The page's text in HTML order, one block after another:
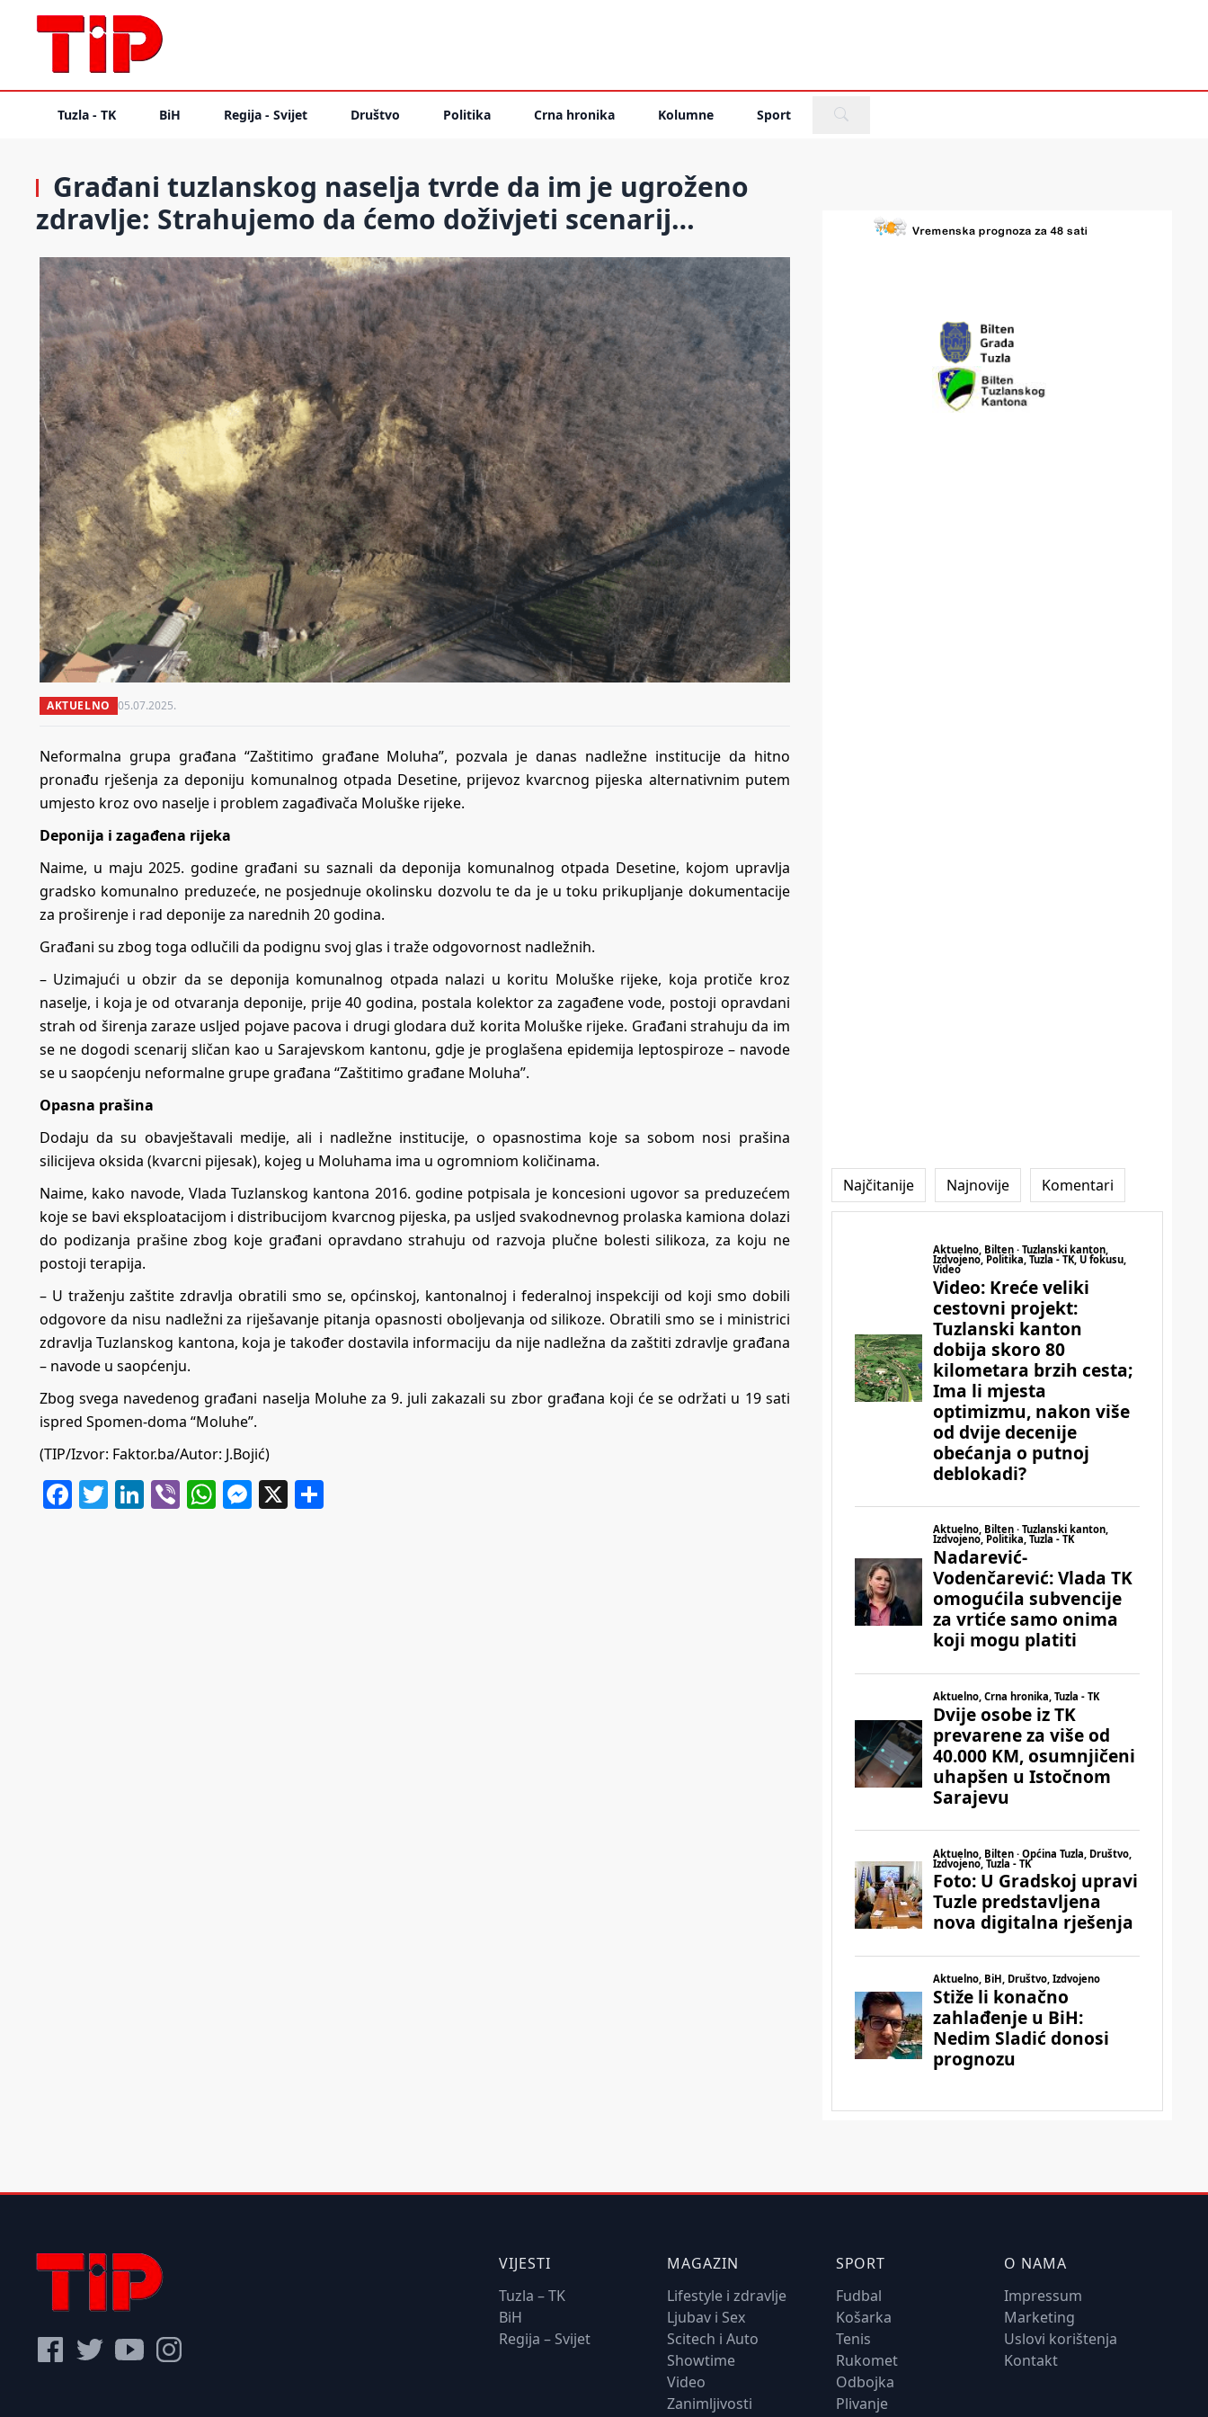
Tuzla - TK BiH Regija - Svijet Društvo Politika Crna hronika Kolumne Sport
Građani tuzlanskog naselja tvrde da im je ugroženo
zdravlje: Strahujemo da ćemo doživjeti scenarij…
AKTUELNO 05.07.2025.
Neformalna grupa građana “Zaštitimo građane Moluha”, pozvala je danas nadležne institucije da hitno
pronađu rješenja za deponiju komunalnog otpada Desetine, prijevoz kvarcnog pijeska alternativnim putem
umjesto kroz ovo naselje i problem zagađivača Moluške rijeke.
Deponija i zagađena rijeka
Naime, u maju 2025. godine građani su saznali da deponija komunalnog otpada Desetine, kojom upravlja
gradsko komunalno preduzeće, ne posjednuje okolinsku dozvolu te da je u toku prikupljanje dokumentacije
za proširenje i rad deponije za narednih 20 godina.
Građani su zbog toga odlučili da podignu svoj glas i traže odgovornost nadležnih.
– Uzimajući u obzir da se deponija komunalnog otpada nalazi u koritu Moluške rijeke, koja protiče kroz
naselje, i koja je od otvaranja deponije, prije 40 godina, postala kolektor za zagađene vode, postoji opravdani
strah od širenja zaraze usljed pojave pacova i drugi glodara duž korita Moluške rijeke. Građani strahuju da im
se ne dogodi scenarij sličan kao u Sarajevskom kantonu, gdje je proglašena epidemija leptospiroze – navode
se u saopćenju neformalne grupe građana “Zaštitimo građane Moluha”.
Opasna prašina
Dodaju da su obavještavali medije, ali i nadležne institucije, o opasnostima koje sa sobom nosi prašina
silicijeva oksida (kvarcni pijesak), kojeg u Moluhama ima u ogromniom količinama.
Naime, kako navode, Vlada Tuzlanskog kantona 2016. godine potpisala je koncesioni ugovor sa preduzećem
koje se bavi eksploatacijom i distribucijom kvarcnog pijeska, pa usljed svakodnevnog prolaska kamiona dolazi
do podizanja prašine zbog koje građani opravdano strahuju od razvoja plučne bolesti silikoza, za koju ne
postoji terapija.
– U traženju zaštite zdravlja obratili smo se, općinskoj, kantonalnoj i federalnoj inspekciji od koji smo dobili
odgovore da nisu nadležni za riješavanje pitanja opasnosti oboljevanja od silikoze. Obratili smo se i ministrici
zdravlja Tuzlanskog kantona, koja je također dostavila informaciju da nije nadležna da zaštiti zdravlje građana
– navode u saopćenju.
Zbog svega navedenog građani naselja Moluhe za 9. juli zakazali su zbor građana koji će se održati u 19 sati
ispred Spomen-doma “Moluhe”.
(TIP/Izvor: Faktor.ba/Autor: J.Bojić)
Facebook
Twitter
LinkedIn
ViberWhatsApp
Messenger
X
Najčitanije Najnovije Komentari
VIJESTI
Tuzla – TK
BiH
Regija – Svijet
MAGAZIN
Lifestyle i zdravlje
Ljubav i Sex
Scitech i Auto
Showtime
Video
Zanimljivosti
SPORT
Fudbal
Košarka
Tenis
Rukomet
Odbojka
Plivanje
O NAMA
Impressum
Marketing
Uslovi korištenja
Kontakt